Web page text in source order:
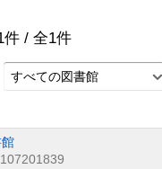
件 / 全1件
すべての図書館
107201839